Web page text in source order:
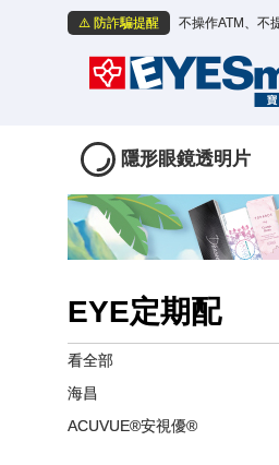
⚠️ 防詐騙提醒 不操作ATM、不
隱形眼鏡透明片
EYE定期配
看全部
海昌
ACUVUE®安視優®